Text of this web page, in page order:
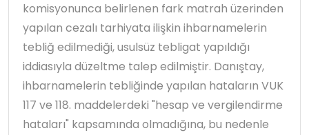
komisyonunca belirlenen fark matrah üzerinden
yapılan cezalı tarhiyata ilişkin ihbarnamelerin
tebliğ edilmediği, usulsüz tebligat yapıldığı
iddiasıyla düzeltme talep edilmiştir. Danıştay,
ihbarnamelerin tebliğinde yapılan hataların VUK
117 ve 118. maddelerdeki "hesap ve vergilendirme
hataları" kapsamında olmadığına, bu nedenle